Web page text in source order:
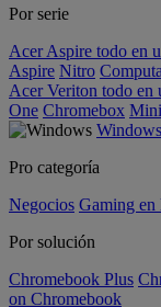
Por serie
Acer Aspire todo en
Aspire Nitro
Acer Veriton todo en
One Chromebox
Windows
Pro categoría
Negocios Gaming en
Por solución
Chromebook Plus
on Chromebook